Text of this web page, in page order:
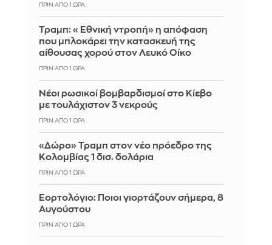
ΠΡΙΝ ΑΠΌ 1 ΏΡΑ
Τραμπ: «Εθνική ντροπή» η απόφαση
που μπλοκάρει την κατασκευή της
αίθουσας χορού στον Λευκό Οίκο
ΠΡΙΝ ΑΠΌ 1 ΏΡΑ
Νέοι ρωσικοί βομβαρδισμοί στο Κίεβο
με τουλάχιστον 3 νεκρούς
ΠΡΙΝ ΑΠΌ 1 ΏΡΑ
«Δώρο» Τραμπ στον νέο πρόεδρο της
Κολομβίας 1 δισ. δολάρια
ΠΡΙΝ ΑΠΌ 1 ΏΡΑ
Εορτολόγιο: Ποιοι γιορτάζουν σήμερα, 8
Αυγούστου
ΠΡΙΝ ΑΠΌ 1 ΏΡΑ